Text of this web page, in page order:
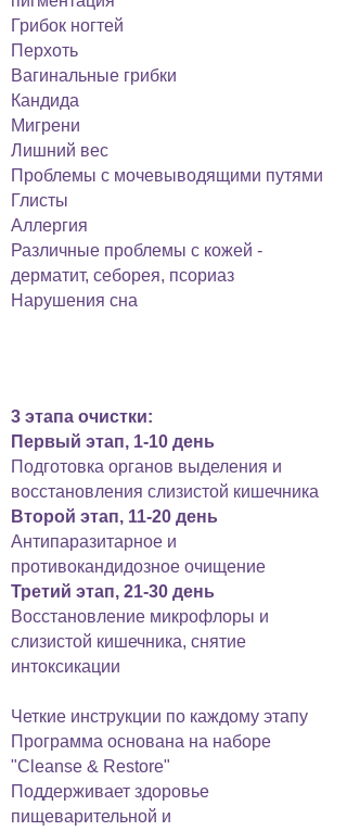
Грибок ногтей
Перхоть
Вагинальные грибки
Кандида
Мигрени
Лишний вес
Проблемы с мочевыводящими путями
Глисты
Аллергия
Различные проблемы с кожей -
дерматит, себорея, псориаз
Нарушения сна
3 этапа очистки:
Первый этап, 1-10 день
Подготовка органов выделения и
восстановления слизистой кишечника
Второй этап, 11-20 день
Антипаразитарное и
противокандидозное очищение
Третий этап, 21-30 день
Восстановление микрофлоры и
слизистой кишечника, снятие
интоксикации
Четкие инструкции по каждому этапу
Программа основана на наборе
"Cleanse & Restore"
Поддерживает здоровье
пищеварительной и